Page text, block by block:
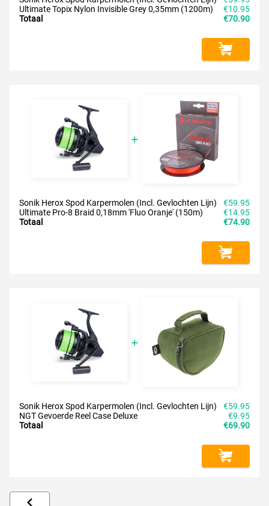
Ultimate Topix Nylon Invisible Grey 0,35mm (1200m)
€10.95
Totaal
€70.90
Sonik Herox Spod Karpermolen (Incl. Gevlochten Lijn)
€59.95
Ultimate Pro-8 Braid 0,18mm 'Fluo Oranje' (150m)
€14.95
Totaal
€74.90
Sonik Herox Spod Karpermolen (Incl. Gevlochten Lijn)
€59.95
NGT Gevoerde Reel Case Deluxe
€9.95
Totaal
€69.90